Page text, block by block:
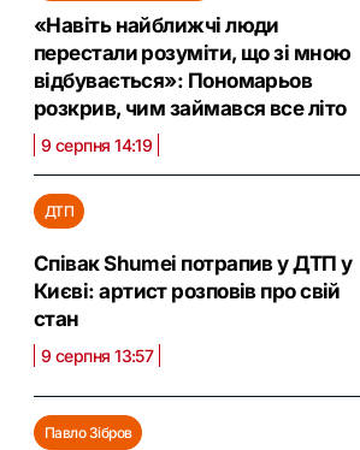
«Навіть найближчі люди
перестали розуміти, що зі мною
відбувається»: Пономарьов
розкрив, чим займався все літо
9 серпня 14:19
ДТП
Співак Shumei потрапив у ДТП у
Києві: артист розповів про свій
стан
9 серпня 13:57
Павло Зібров